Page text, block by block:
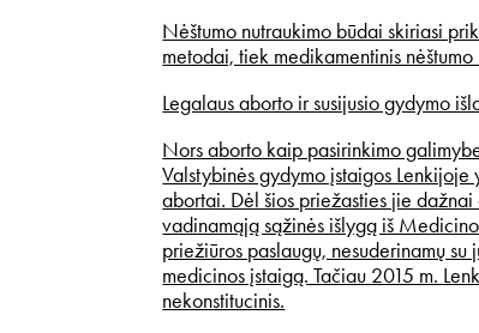
Nėštumo nutraukimo būdai skiriasi
metodai, tiek medikamentinis
Legalaus aborto ir susijusio gydymo
Nors aborto kaip pasirinkimo
Valstybinės gydymo įstaigos
abortai. Dėl šios priežasties jie
vadinamąją sąžinės išlygą iš
priežiūros paslaugų, nesuderinamų
medicinos įstaigą. Tačiau 2015 m.
nekonstitucinis.